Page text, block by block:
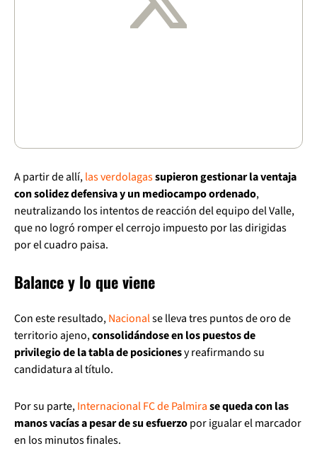
A partir de allí,las verdolagassupieron gestionar la ventaja
con solidez defensiva y un mediocampo ordenado,
neutralizando los intentos de reacción del equipo del Valle,
que no logró romper el cerrojo impuesto por las dirigidas
por el cuadro paisa.
Balance y lo que viene
Con este resultado,Nacionalse lleva tres puntos de oro de
territorio ajeno,consolidándose en los puestos de
privilegio de la tabla de posicionesy reafirmando su
candidatura al título.
Por su parte,Internacional FC de Palmirase queda con las
manos vacías a pesar de su esfuerzopor igualar el marcador
en los minutos finales.